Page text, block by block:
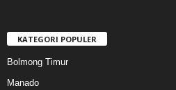
KATEGORI POPULER
Bolmong Timur
Manado